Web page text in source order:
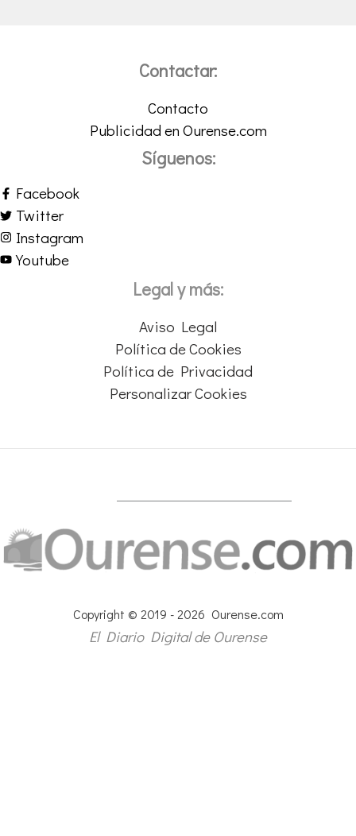
Contactar:
Contacto
Publicidad en Ourense.com
Síguenos:
Facebook
Twitter
Instagram
Youtube
Legal y más:
Aviso Legal
Política de Cookies
Política de Privacidad
Personalizar Cookies
Copyright © 2019 - 2026 Ourense.com
El Diario Digital de Ourense